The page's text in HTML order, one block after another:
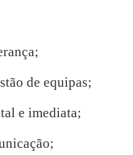
de equipas;
e imediata;